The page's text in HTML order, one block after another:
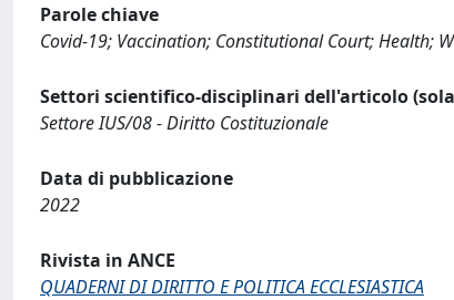
Parole chiave
Covid-19; Vaccination; Constitutional Court; Health;
Settori scientifico-disciplinari dell'articolo
Settore IUS/08 - Diritto Costituzionale
Data di pubblicazione
2022
Rivista in ANCE
QUADERNI DI DIRITTO E POLITICA ECCLESIASTICA